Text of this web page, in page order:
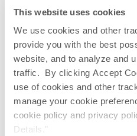
This website uses cookies
We use cookies and other
provide you with the best
website, and to analyze and
traffic. By clicking Accept
use of cookies and other
manage your cookie
cookie policy and privacy
Details."
25 mm